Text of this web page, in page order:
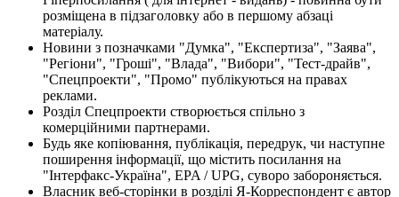
розміщена в підзаголовку або в першому абзаці
матеріалу.
Новини з позначками "Думка", "Експертиза", "Заява",
"Регіони", "Гроші", "Влада", "Вибори", "Тест-драйв",
"Спецпроекти", "Промо" публікуються на правах
реклами.
Розділ Спецпроекти створюється спільно з
комерційними партнерами.
Будь яке копіювання, публікація, передрук, чи наступне
поширення інформації, що містить посилання на
"Інтерфакс-Україна", EPA / UPG, суворо забороняється.
Власник веб-сторінки в розділі Я-Корреспондент є автор